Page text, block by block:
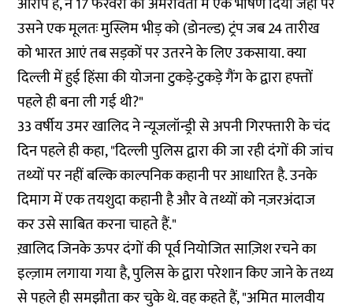
उसने एक मूलतः मुस्लिम भीड़ को (डोनल्ड) ट्रंप जब 24 तारीख
को भारत आएं तब सड़कों पर उतरने के लिए उकसाया. क्या
दिल्ली में हुई हिंसा की योजना टुकड़े-टुकड़े गैंग के द्वारा हफ्तों
पहले ही बना ली गई थी?"
33 वर्षीय उमर खालिद ने न्यूजलॉन्ड्री से अपनी गिरफ्तारी के चंद
दिन पहले ही कहा, "दिल्ली पुलिस द्वारा की जा रही दंगों की जांच
तथ्यों पर नहीं बल्कि काल्पनिक कहानी पर आधारित है. उनके
दिमाग में एक तयशुदा कहानी है और वे तथ्यों को नज़रअंदाज
कर उसे साबित करना चाहते हैं."
ख़ालिद जिनके ऊपर दंगों की पूर्व नियोजित साज़िश रचने का
इल्ज़ाम लगाया गया है, पुलिस के द्वारा परेशान किए जाने के तथ्य
से पहले ही समझौता कर चुके थे. वह कहते हैं, "अमित मालवीय